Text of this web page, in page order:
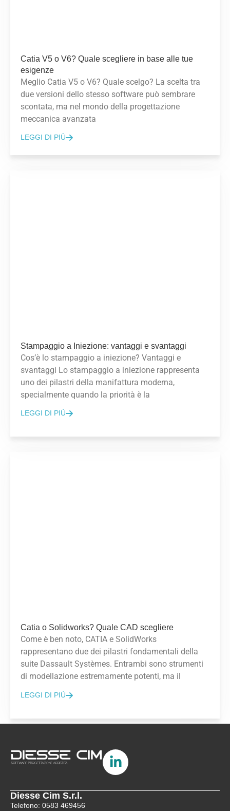
Catia V5 o V6? Quale scegliere in base alle tue
esigenze
Meglio Catia V5 o V6? Quale scelgo? La scelta tra
due versioni dello stesso software può sembrare
scontata, ma nel mondo della progettazione
meccanica avanzata
LEGGI DI PIÙ
Stampaggio a Iniezione: vantaggi e svantaggi
Cos’è lo stampaggio a iniezione? Vantaggi e
svantaggi Lo stampaggio a iniezione rappresenta
uno dei pilastri della manifattura moderna,
specialmente quando la priorità è la
LEGGI DI PIÙ
Catia o Solidworks? Quale CAD scegliere
Come è ben noto, CATIA e SolidWorks
rappresentano due dei pilastri fondamentali della
suite Dassault Systèmes. Entrambi sono strumenti
di modellazione estremamente potenti, ma il
LEGGI DI PIÙ
Diesse Cim S.r.l.
Telefono: 0583 469456